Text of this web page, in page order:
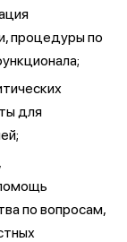
процедуры по
для
по вопросам,